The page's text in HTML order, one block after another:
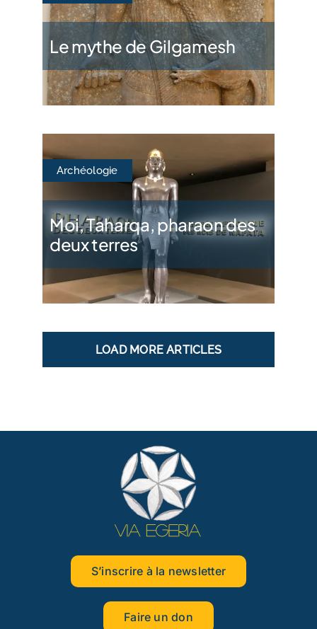
Le mythe de Gilgamesh
Archéologie
Moi, Taharqa, pharaon des
deux terres
LOAD MORE ARTICLES
S’inscrire à la newsletter
Faire un don